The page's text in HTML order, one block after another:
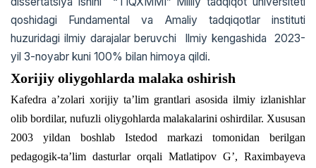
qoshidagi Fundamental va Amaliy tadqiqotlar instituti
huzuridagi ilmiy darajalar beruvchi Ilmiy kengashida 2023-
yil 3-noyabr kuni 100% bilan himoya qildi.
Xorijiy oliygohlarda malaka oshirish
Kafedra a’zolari xorijiy ta’lim grantlari asosida ilmiy izlanishlar
olib bordilar, nufuzli oliygohlarda malakalarini oshirdilar. Xususan
2003 yildan boshlab Istedod markazi tomonidan berilgan
pedagogik-ta’lim dasturlar orqali Matlatipov G’, Raximbayeva